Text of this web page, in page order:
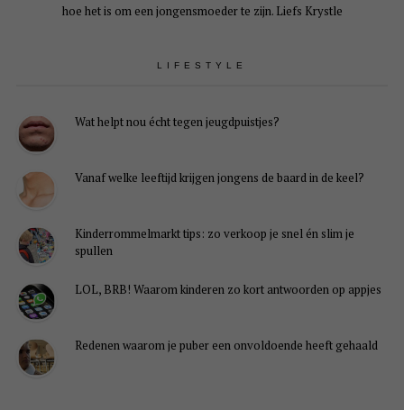
hoe het is om een jongensmoeder te zijn. Liefs Krystle
LIFESTYLE
Wat helpt nou écht tegen jeugdpuistjes?
Vanaf welke leeftijd krijgen jongens de baard in de keel?
Kinderrommelmarkt tips: zo verkoop je snel én slim je
spullen
LOL, BRB! Waarom kinderen zo kort antwoorden op appjes
Redenen waarom je puber een onvoldoende heeft gehaald